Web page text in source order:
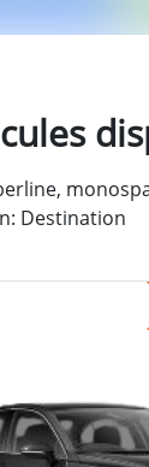
Destination